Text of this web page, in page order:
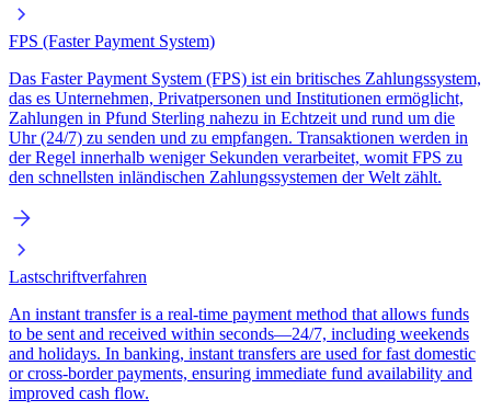
FPS (Faster Payment System)
Das Faster Payment System (FPS) ist ein britisches Zahlungssystem,
das es Unternehmen, Privatpersonen und Institutionen ermöglicht,
Zahlungen in Pfund Sterling nahezu in Echtzeit und rund um die
Uhr (24/7) zu senden und zu empfangen. Transaktionen werden in
der Regel innerhalb weniger Sekunden verarbeitet, womit FPS zu
den schnellsten inländischen Zahlungssystemen der Welt zählt.
Lastschriftverfahren
An instant transfer is a real-time payment method that allows funds
to be sent and received within seconds—24/7, including weekends
and holidays. In banking, instant transfers are used for fast domestic
or cross-border payments, ensuring immediate fund availability and
improved cash flow.